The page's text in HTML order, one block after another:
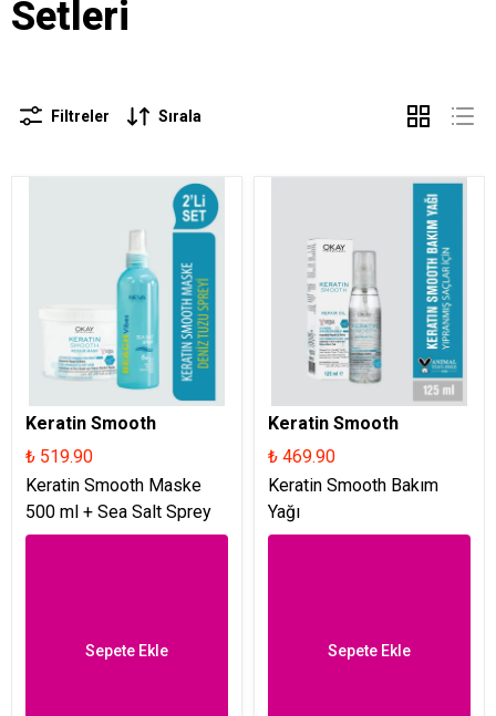
Setleri
Filtreler Sırala
Keratin Smooth
₺ 519.90
Keratin Smooth Maske
500 ml + Sea Salt Sprey
Sepete Ekle
Keratin Smooth
₺ 469.90
Keratin Smooth Bakım
Yağı
Sepete Ekle